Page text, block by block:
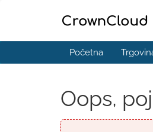
Početna
Oops,